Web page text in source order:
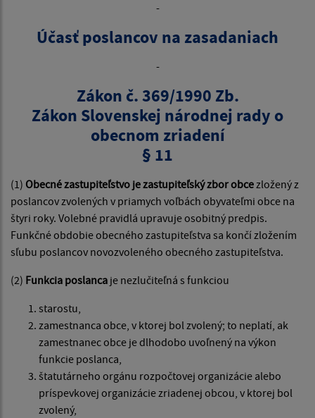
-
Účasť poslancov na zasadaniach
-
Zákon č. 369/1990 Zb.
Zákon Slovenskej národnej rady o
obecnom zriadení
§ 11
(1) Obecné zastupiteľstvo je zastupiteľský zbor obcezložený z
poslancov zvolených v priamych voľbách obyvateľmi obce na
štyri roky. Volebné pravidlá upravuje osobitný predpis.
Funkčné obdobie obecného zastupiteľstva sa končí zložením
sľubu poslancov novozvoleného obecného zastupiteľstva.
(2) Funkcia poslanca je nezlučiteľná s funkciou
starostu,
zamestnanca obce, v ktorej bol zvolený; to neplatí, ak
zamestnanec obce je dlhodobo uvoľnený na výkon
funkcie poslanca,
štatutárneho orgánu rozpočtovej organizácie alebo
príspevkovej organizácie zriadenej obcou, v ktorej bol
zvolený,